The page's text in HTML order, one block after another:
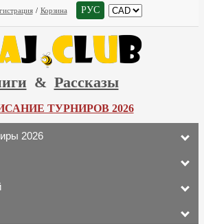
/ Корзина РУС
& Рассказы
ТУРНИРОВ 2026
2026